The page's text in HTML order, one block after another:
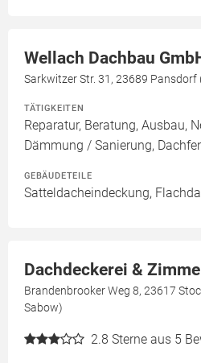
Wellach Dachbau
Sarkwitzer Str. 31, 23689
TÄTIGKEITEN
Reparatur, Beratung, Ausbau,
Dämmung / Sanierung,
GEBÄUDETEILE
Satteldacheindeckung,
Dachdeckerei &
Brandenbrooker Weg 8, 23617
Sabow)
2.8 Sterne aus 5